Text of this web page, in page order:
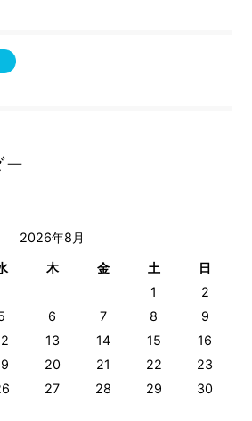
ー
2026年8月
木 金 土
日
1
2
6 7 8
9
13 14 15
16
20 21 22
23
27 28 29
30